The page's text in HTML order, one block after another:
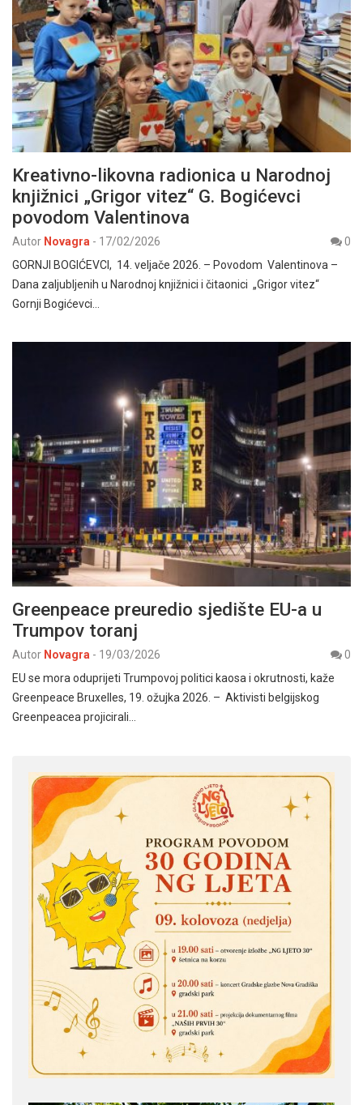
Kreativno-likovna radionica u Narodnoj
knjižnici „Grigor vitez“ G. Bogićevci
povodom Valentinova
Autor Novagra - 17/02/2026
0
GORNJI BOGIĆEVCI, 14. veljače 2026. – Povodom Valentinova –
Dana zaljubljenih u Narodnoj knjižnici i čitaonici „Grigor vitez“
Gornji Bogićevci…
Greenpeace preuredio sjedište EU-a u
Trumpov toranj
Autor Novagra - 19/03/2026
0
EU se mora oduprijeti Trumpovoj politici kaosa i okrutnosti, kaže
Greenpeace Bruxelles, 19. ožujka 2026. – Aktivisti belgijskog
Greenpeacea projicirali…